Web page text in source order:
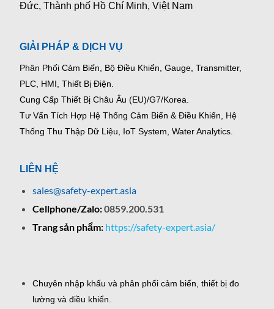
Đức, Thành phố Hồ Chí Minh, Việt Nam
GIẢI PHÁP & DỊCH VỤ
Phân Phối Cảm Biến, Bộ Điều Khiển, Gauge, Transmitter,
PLC, HMI, Thiết Bị Điện.
Cung Cấp Thiết Bị Châu Âu (EU)/G7/Korea.
Tư Vấn Tích Hợp Hệ Thống Cảm Biến & Điều Khiển, Hệ
Thống Thu Thập Dữ Liệu, IoT System, Water Analytics.
LIÊN HỆ
sales@safety-expert.asia
Cellphone/Zalo:0859.200.531
Trang sản phẩm: https://safety-expert.asia/
Chuyên nhập khẩu và phân phối cảm biến, thiết bị đo
lường và điều khiển.